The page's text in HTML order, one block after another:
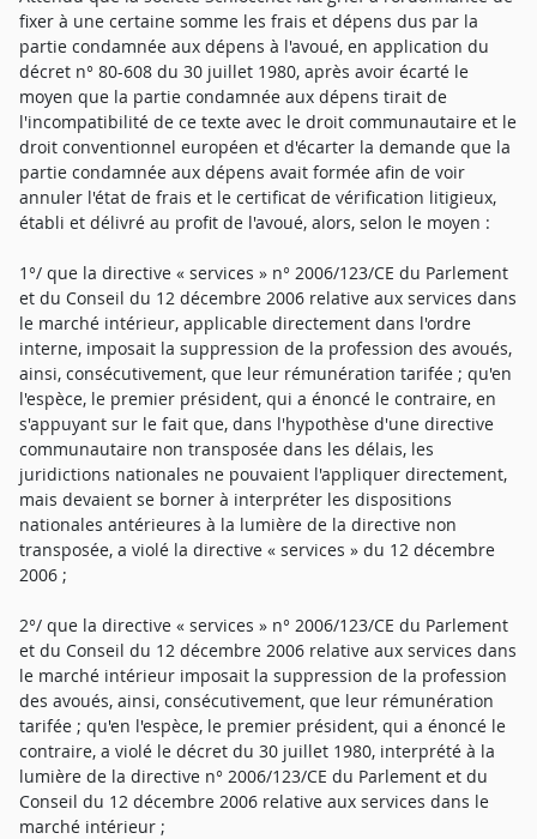
fixer à une certaine somme les frais et dépens dus par la
partie condamnée aux dépens à l'avoué, en application du
décret n° 80-608 du 30 juillet 1980, après avoir écarté le
moyen que la partie condamnée aux dépens tirait de
l'incompatibilité de ce texte avec le droit communautaire et le
droit conventionnel européen et d'écarter la demande que la
partie condamnée aux dépens avait formée afin de voir
annuler l'état de frais et le certificat de vérification litigieux,
établi et délivré au profit de l'avoué, alors, selon le moyen :
1°/ que la directive « services » n° 2006/123/CE du Parlement
et du Conseil du 12 décembre 2006 relative aux services dans
le marché intérieur, applicable directement dans l'ordre
interne, imposait la suppression de la profession des avoués,
ainsi, consécutivement, que leur rémunération tarifée ; qu'en
l'espèce, le premier président, qui a énoncé le contraire, en
s'appuyant sur le fait que, dans l'hypothèse d'une directive
communautaire non transposée dans les délais, les
juridictions nationales ne pouvaient l'appliquer directement,
mais devaient se borner à interpréter les dispositions
nationales antérieures à la lumière de la directive non
transposée, a violé la directive « services » du 12 décembre
2006 ;
2°/ que la directive « services » n° 2006/123/CE du Parlement
et du Conseil du 12 décembre 2006 relative aux services dans
le marché intérieur imposait la suppression de la profession
des avoués, ainsi, consécutivement, que leur rémunération
tarifée ; qu'en l'espèce, le premier président, qui a énoncé le
contraire, a violé le décret du 30 juillet 1980, interprété à la
lumière de la directive n° 2006/123/CE du Parlement et du
Conseil du 12 décembre 2006 relative aux services dans le
marché intérieur ;